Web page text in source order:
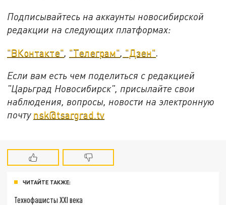
Подписывайтесь на аккаунты новосибирской
редакции на следующих платформах:
"ВКонтакте" "Телеграм" "Дзен"
Если вам есть чем поделиться с редакцией
"Царьград Новосибирск", присылайте свои
наблюдения, вопросы, новости на электронную
почту nsk@tsargrad.tv
ЧИТАЙТЕ ТАКЖЕ:
Технофашисты XXI века